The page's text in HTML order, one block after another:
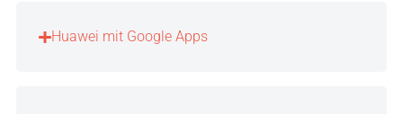
Huawei mit Google Apps